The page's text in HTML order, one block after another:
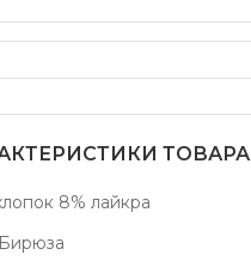
ТОВАРА
8% лайкра
Бирюза